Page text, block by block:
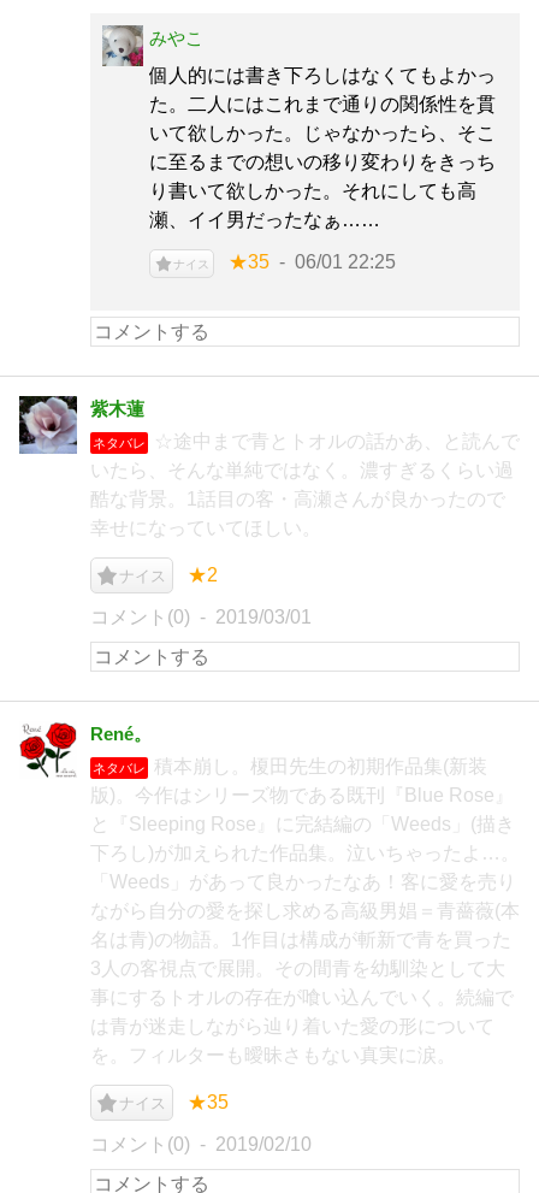
みやこ
個人的には書き下ろしはなくてもよかっ
た。二人にはこれまで通りの関係性を貫
いて欲しかった。じゃなかったら、そこ
に至るまでの想いの移り変わりをきっち
り書いて欲しかった。それにしても高
瀬、イイ男だったなぁ……
ナイス ★35 06/01 22:25
紫木蓮
ネタバレ
☆途中まで青とトオルの話かあ、と読んで
いたら、そんな単純ではなく。濃すぎるくらい過
酷な背景。1話目の客・高瀬さんが良かったので
幸せになっていてほしい。
ナイス ★2
コメント(0) 2019/03/01
René。
ネタバレ
積本崩し。榎田先生の初期作品集(新装
版)。今作はシリーズ物である既刊『Blue Rose』
と『Sleeping Rose』に完結編の「Weeds」(描き
下ろし)が加えられた作品集。泣いちゃったよ…。
「Weeds」があって良かったなあ！客に愛を売り
ながら自分の愛を探し求める高級男娼＝青薔薇(本
名は青)の物語。1作目は構成が斬新で青を買った
3人の客視点で展開。その間青を幼馴染として大
事にするトオルの存在が喰い込んでいく。続編で
は青が迷走しながら辿り着いた愛の形について
を。フィルターも曖昧さもない真実に涙。
ナイス ★35
コメント(0) 2019/02/10